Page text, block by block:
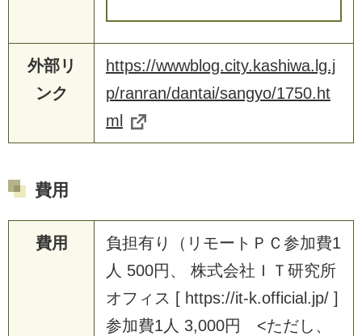
外部リ
ンク
https://wwwblog.city.kashiwa.lg.j
p/ranran/dantai/sangyo/1750.ht
ml
費用
費用
負担有り（リモートＰＣ参加費1
人 500円、 株式会社ＩＴ研究所
オフィス [ https://it-k.official.jp/ ]
参加費1人 3,000円 <ただし、